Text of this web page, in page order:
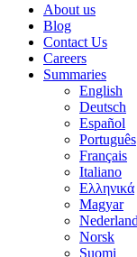
About us
Blog
Contact Us
Careers
Summaries
English
Deutsch
Español
Português
Français
Italiano
Ελληνικά
Magyar
Norsk
Suomi